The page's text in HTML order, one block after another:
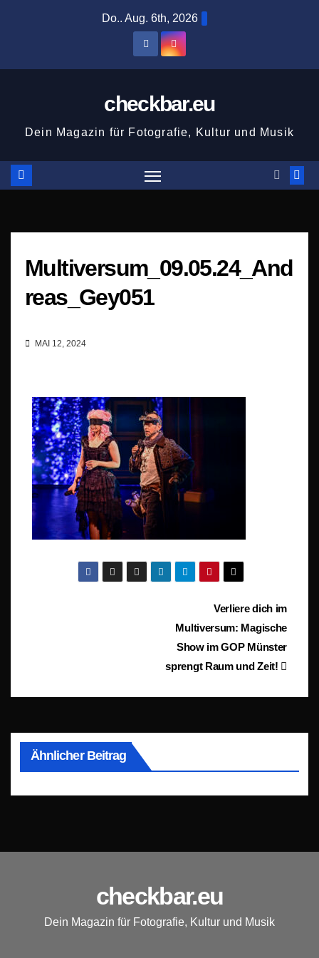
Do.. Aug. 6th, 2026
checkbar.eu
Dein Magazin für Fotografie, Kultur und Musik
Multiversum_09.05.24_And
reas_Gey051
MAI 12, 2024
BeitragsnavigationVerliere dich im
Multiversum: Magische
Show im GOP Münster
sprengt Raum und Zeit!
Ähnlicher Beitrag
checkbar.eu
Dein Magazin für Fotografie, Kultur und Musik